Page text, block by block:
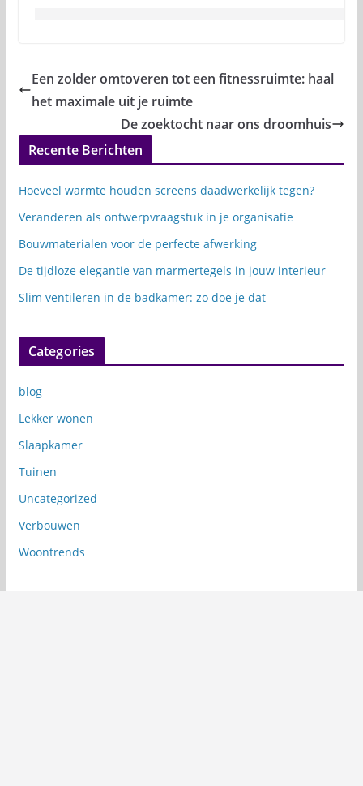
Een zolder omtoveren tot een fitnessruimte: haal
het maximale uit je ruimte
De zoektocht naar ons droomhuis
Recente Berichten
Hoeveel warmte houden screens daadwerkelijk tegen?
Veranderen als ontwerpvraagstuk in je organisatie
Bouwmaterialen voor de perfecte afwerking
De tijdloze elegantie van marmertegels in jouw interieur
Slim ventileren in de badkamer: zo doe je dat
Categories
blog
Lekker wonen
Slaapkamer
Tuinen
Uncategorized
Verbouwen
Woontrends